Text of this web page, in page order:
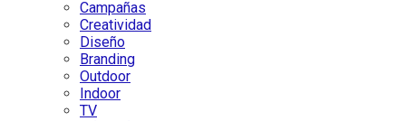
Campañas
Creatividad
Diseño
Branding
Outdoor
Indoor
TV